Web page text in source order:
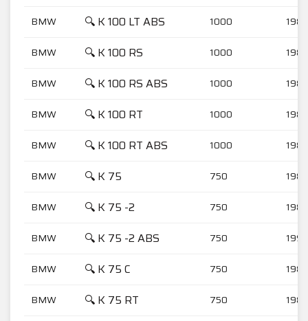
BMW 🔍 K 100 LT ABS 1000
BMW 🔍 K 100 RS 1000
BMW 🔍 K 100 RS ABS 1000
BMW 🔍 K 100 RT 1000
BMW 🔍 K 100 RT ABS 1000
BMW 🔍 K 75 750
BMW 🔍 K 75 -2 750
BMW 🔍 K 75 -2 ABS 750
BMW 🔍 K 75 C 750
BMW 🔍 K 75 RT 750